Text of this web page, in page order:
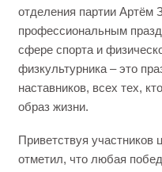
отделения партии Артём
профессиональным
сфере спорта и
физкультурника – это
наставников, всех тех,
образ жизни.
Приветствуя
отметил, что любая